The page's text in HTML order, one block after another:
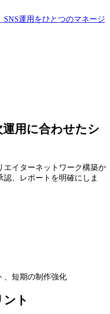
運用をひとつのマネージ
用に合わせたシ
エイターネットワーク構築か
、レポートを明確にしま
、短期の制作強化
ト